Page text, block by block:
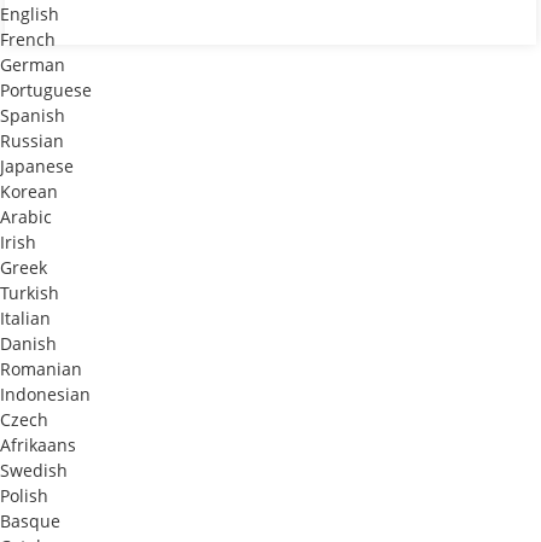
English
French
German
Portuguese
Spanish
Russian
Japanese
Korean
Arabic
Irish
Greek
Turkish
Italian
Danish
Romanian
Indonesian
Czech
Afrikaans
Swedish
Polish
Basque